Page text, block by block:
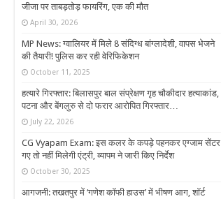
जीजा पर ताबड़तोड़ फायरिंग, एक की मौत
April 30, 2026
MP News: ग्वालियर में मिले 8 संदिग्ध बांग्लादेशी, वापस भेजने
की तैयारी! पुलिस कर रही वेरिफिकेशन
October 11, 2025
हत्यारे गिरफ्तार: बिलासपुर बाल संप्रेक्षण गृह चौकीदार हत्याकांड,
पटना और बेंगलुरु से दो फरार आरोपित गिरफ्तार…
July 22, 2026
CG Vyapam Exam: इस कलर के कपड़े पहनकर एग्जाम सेंटर
गए तो नहीं मिलेगी एंट्री, व्यापम ने जारी किए निर्देश
October 30, 2025
आगजनी: तखतपुर में ‘गणेश कॉफी हाउस’ में भीषण आग, शॉर्ट